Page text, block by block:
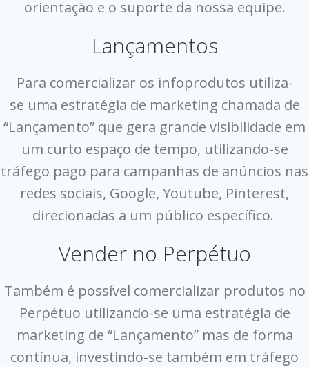
orientação e o suporte da nossa equipe.
Lançamentos
Para comercializar os infoprodutos utiliza-
se uma estratégia de marketing chamada de
“Lançamento” que gera grande visibilidade em
um curto espaço de tempo, utilizando-se
tráfego pago para campanhas de anúncios nas
redes sociais, Google, Youtube, Pinterest,
direcionadas a um público específico.
Vender no Perpétuo
Também é possível comercializar produtos no
Perpétuo utilizando-se uma estratégia de
marketing de “Lançamento” mas de forma
contínua, investindo-se também em tráfego